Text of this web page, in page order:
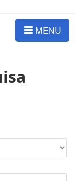
MENU